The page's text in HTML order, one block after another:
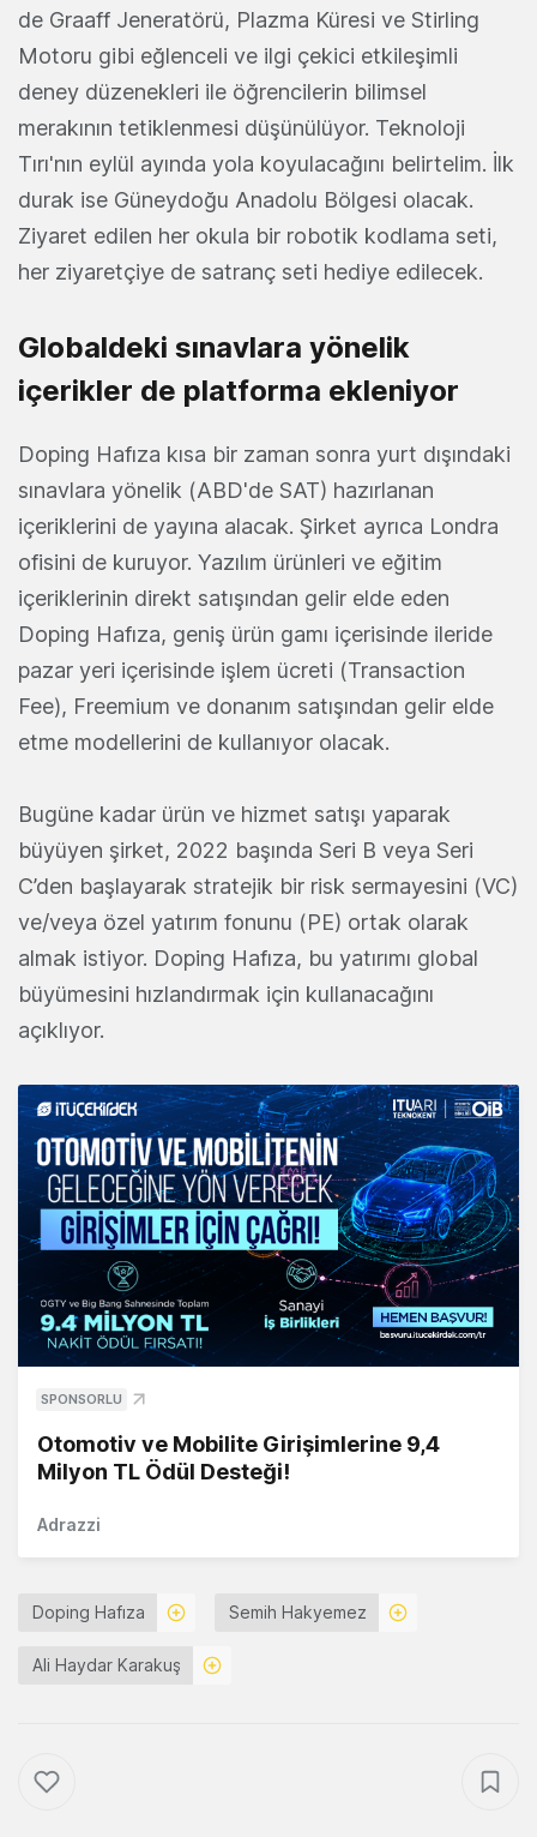
de Graaff Jeneratörü, Plazma Küresi ve Stirling
Motoru gibi eğlenceli ve ilgi çekici etkileşimli
deney düzenekleri ile öğrencilerin bilimsel
merakının tetiklenmesi düşünülüyor. Teknoloji
Tırı'nın eylül ayında yola koyulacağını belirtelim. İlk
durak ise Güneydoğu Anadolu Bölgesi olacak.
Ziyaret edilen her okula bir robotik kodlama seti,
her ziyaretçiye de satranç seti hediye edilecek.
Globaldeki sınavlara yönelik
içerikler de platforma ekleniyor
Doping Hafıza kısa bir zaman sonra yurt dışındaki
sınavlara yönelik (ABD'de SAT) hazırlanan
içeriklerini de yayına alacak. Şirket ayrıca Londra
ofisini de kuruyor. Yazılım ürünleri ve eğitim
içeriklerinin direkt satışından gelir elde eden
Doping Hafıza, geniş ürün gamı içerisinde ileride
pazar yeri içerisinde işlem ücreti (Transaction
Fee), Freemium ve donanım satışından gelir elde
etme modellerini de kullanıyor olacak.
Bugüne kadar ürün ve hizmet satışı yaparak
büyüyen şirket, 2022 başında Seri B veya Seri
C’den başlayarak stratejik bir risk sermayesini (VC)
ve/veya özel yatırım fonunu (PE) ortak olarak
almak istiyor. Doping Hafıza, bu yatırımı global
büyümesini hızlandırmak için kullanacağını
açıklıyor.
SPONSORLU
Otomotiv ve Mobilite Girişimlerine 9,4
Milyon TL Ödül Desteği!
Adrazzi
Doping Hafıza Semih Hakyemez
Ali Haydar Karakuş